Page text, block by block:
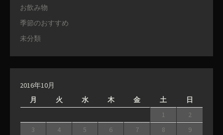
お飲み物
季節のおすすめ
未分類
2016年10月
月
火 水 木 金 土 日
1
2
3
4 5 6 7 8
9